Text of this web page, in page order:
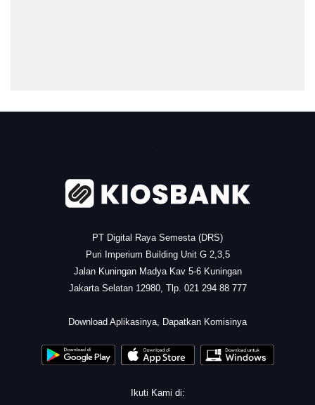
PT Digital Raya Semesta (DRS)
Puri Imperium Building Unit G 2,3,5
Jalan Kuningan Madya Kav 5-6 Kuningan
Jakarta Selatan 12980, Tlp. 021 294 88 777
Download Aplikasinya, Dapatkan Komisinya
Ikuti Kami di: